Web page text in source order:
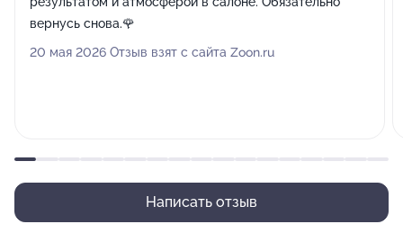
вернусь снова.🌹
20 мая 2026 Отзыв взят с сайта Zoon.ru
Написать отзыв